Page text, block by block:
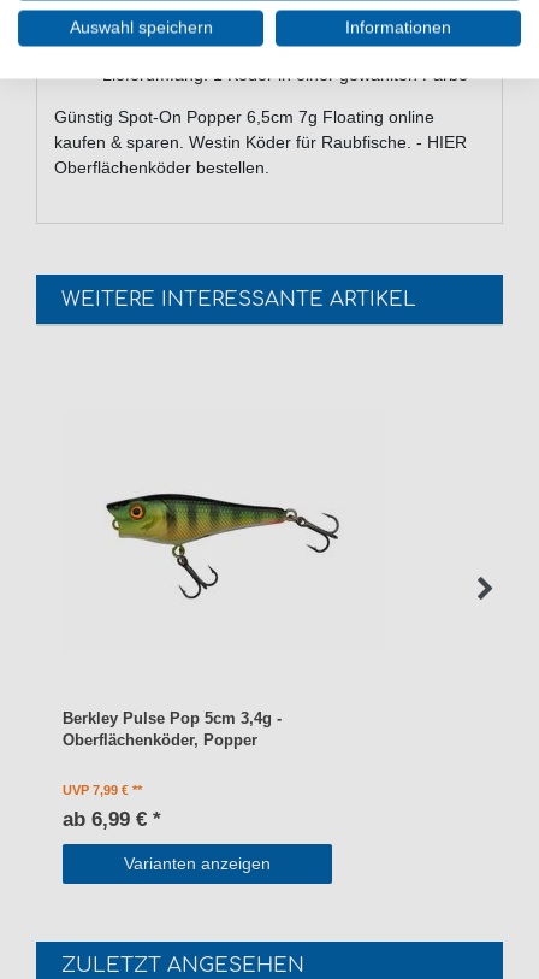
Handgebundener Federhaken
Handbemalte, detaillierte Farben
Lieferumfang: 1 Köder in einer gewählten Farbe
Günstig Spot-On Popper 6,5cm 7g Floating online
kaufen & sparen. Westin Köder für Raubfische. - HIER
Oberflächenköder bestellen.
WEITERE INTERESSANTE ARTIKEL
Berkley Pulse Pop 5cm 3,4g -
Oberflächenköder, Popper
UVP 7,99 €
ab 6,99 € *
Varianten anzeigen
ZULETZT ANGESEHEN
Auswahl speichern Informationen